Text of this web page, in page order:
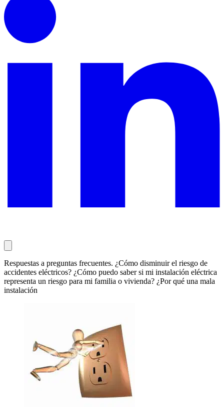
Respuestas a preguntas frecuentes. ¿Cómo disminuir el riesgo de
accidentes eléctricos? ¿Cómo puedo saber si mi instalación eléctrica
representa un riesgo para mi familia o vivienda? ¿Por qué una mala
instalación